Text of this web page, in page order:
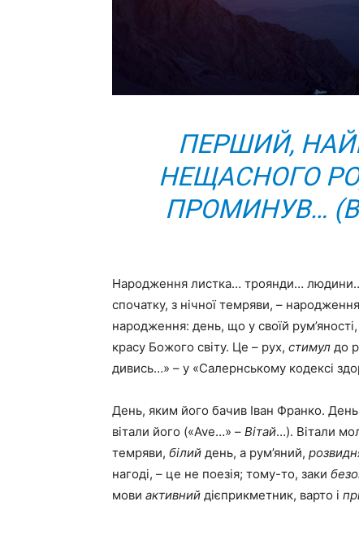
ПЕРШИЙ,
НЕЩАСНОГО
ПРОМИНУВ…
Народження листка… троянди…
спочатку, з нічної темряви, –
народження: день, що у своїй
красу Божого світу. Це – рух, стимул до
дивись…» – у «Салернському кодексі
День, яким його бачив Іван Франко.
вітали його («Ave…» – Вітай…). Вітали
темряви, білий день, а рум’яний,
нагоді, – це не поезія; тому-то, заки
мови активний дієприкметник, варто і